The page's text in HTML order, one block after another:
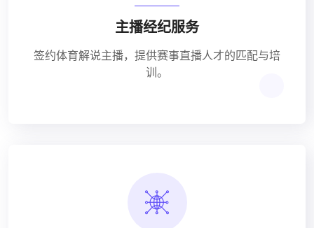
主播经纪服务
签约体育解说主播，提供赛事直播人才的匹配与培
训。